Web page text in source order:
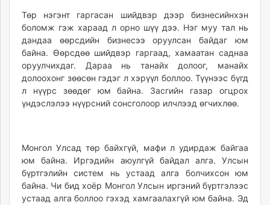
Төр нэгэнт гаргасан шийдвэр дээр бизнесийнхэн
боломж гэж хараад л орно шүү дээ. Нэг муу тал нь
дандаа өөрсдийн бизнесээ оруулсан байдаг юм
байна. Өөрсдөө шийдвэр гаргаад, хамаатан саднаа
оруулчихдаг. Дараа нь танайх долоог, манайх
долоохонг зөөсөн гэдэг л хэрүүл боллоо. Түүнээс бүгд
л нүүрс зөөдөг юм байна. Засгийн газар огцрох
үндэслэлээ нүүрсний сонсголоор илчлээд өгчихлөө.
Монгол Улсад төр байхгүй, мафи л удирдаж байгаа
юм байна. Иргэдийн аюулгүй байдал алга. Улсын
бүртгэлийн систем нь устаад алга болчихсон юм
байна. Чи бид хоёр Монгол Улсын иргэний бүртгэлээс
устаад алга боллоо гэхэд хамгаалахгүй юм байна. Эд